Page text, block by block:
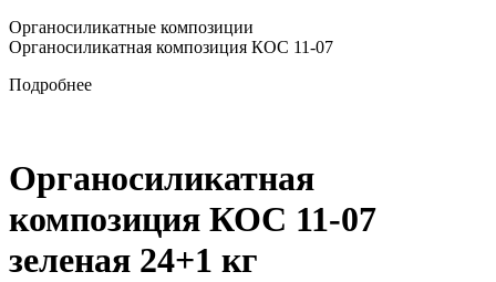
Органосиликатные композиции
Органосиликатная композиция КОС 11-07
Подробнее
Органосиликатная
композиция КОС 11-07
зеленая 24+1 кг